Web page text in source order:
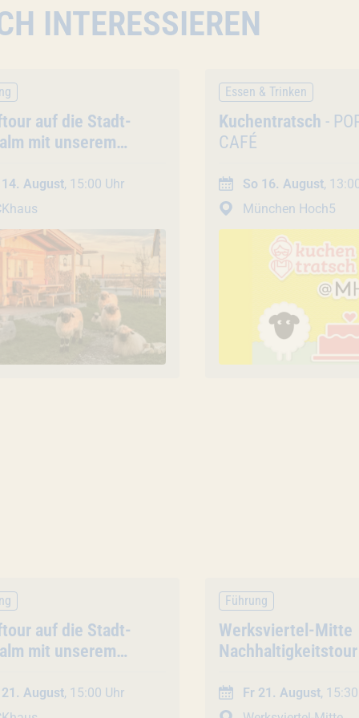
INTERESSIEREN
auf die Stadt-
mit unserem
14. August, 15:00 Uhr
Essen & Trinken
Veranstaltung
Kuchentratsch -
CAFÉ
So 16. August,
München Hoch5
auf die Stadt-
mit unserem
21. August, 15:00 Uhr
Führung
Veranstaltung
Werksviertel-Mitte
Nachhaltigkeitstour
Gruppentour)
Fr 21. August,